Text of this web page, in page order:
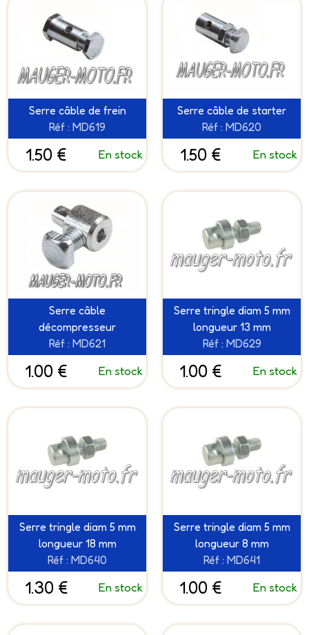
Serre câble de frein
Réf : MD619
1.50 € En stock
Serre câble de starter
Réf : MD620
1.50 € En stock
Serre câble
décompresseur
Réf : MD621
1.00 € En stock
Serre tringle diam 5 mm
longueur 13 mm
Réf : MD629
1.00 € En stock
Serre tringle diam 5 mm
longueur 18 mm
Réf : MD640
1.30 € En stock
Serre tringle diam 5 mm
longueur 8 mm
Réf : MD641
1.00 € En stock